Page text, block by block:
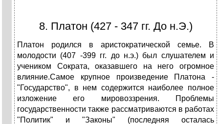
8. Платон (427 - 347 гг. До н.Э.)
Платон родился в аристократической семье. В
молодости (407 -399 гг. до н.э.) был слушателем и
учеником Сократа, оказавшего на него огромное
влияние.Самое крупное произведение Платона -
"Государство", в нем содержится наиболее полное
изложение его мировоззрения. Проблемы
государственности также рассматриваются в работах
"Политик" и "Законы" (последняя осталась